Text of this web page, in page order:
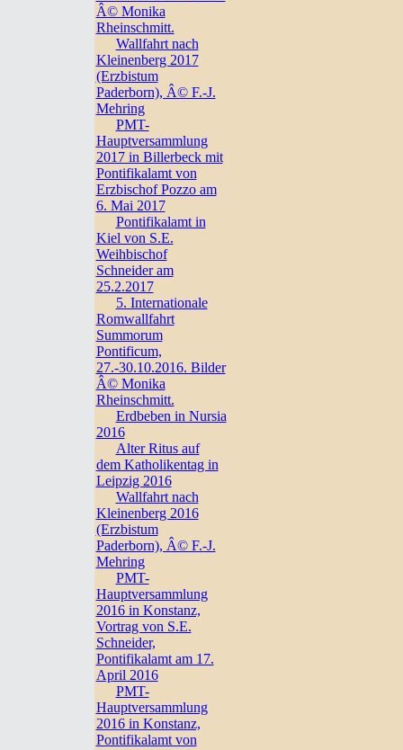
Â© Monika
Rheinschmitt.
Wallfahrt nach
Kleinenberg 2017
(Erzbistum
Paderborn), Â© F.-J.
Mehring
PMT-
Hauptversammlung
2017 in Billerbeck mit
Pontifikalamt von
Erzbischof Pozzo am
6. Mai 2017
Pontifikalamt in
Kiel von S.E.
Weihbischof
Schneider am
25.2.2017
5. Internationale
Romwallfahrt
Summorum
Pontificum,
27.-30.10.2016. Bilder
Â© Monika
Rheinschmitt.
Erdbeben in Nursia
2016
Alter Ritus auf
dem Katholikentag in
Leipzig 2016
Wallfahrt nach
Kleinenberg 2016
(Erzbistum
Paderborn), Â© F.-J.
Mehring
PMT-
Hauptversammlung
2016 in Konstanz,
Vortrag von S.E.
Schneider,
Pontifikalamt am 17.
April 2016
PMT-
Hauptversammlung
2016 in Konstanz,
Pontifikalamt von